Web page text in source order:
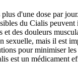
d'une dose par
du Cialis
et des douleurs
sexuelle, mais il est
pour minimiser
est un médicament